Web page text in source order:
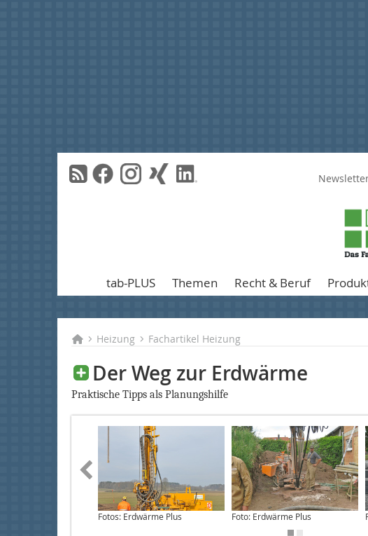
tab-PLUS Themen Recht & Beruf
Heizung Fachartikel Heizung
Der Weg zur Erdwärme
Praktische Tipps als Planungshilfe
Fotos: Erdwärme Plus Foto: Erdwärme Plus